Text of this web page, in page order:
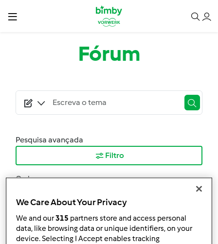
Passar para o conteúdo principal
Fórum
Pesquisa avançada
Filtro
Ordenar por:
Resultados por página:
10
We Care About Your Privacy
We and our315 partners store and access personal
data, like browsing data or unique identifiers, on your
device. Selecting I Accept enables tracking